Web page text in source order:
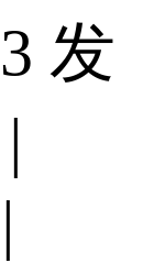
发
|
|